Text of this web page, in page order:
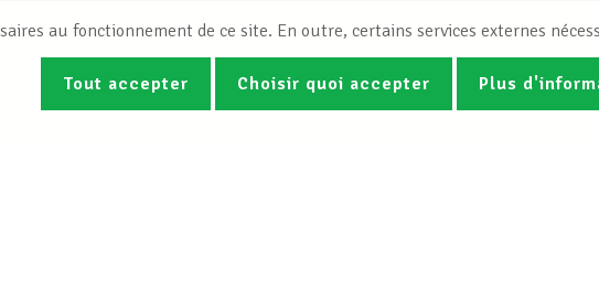
au fonctionnement de ce site. En outre, certains services externes
Tout accepter Choisir quoi accepter Plus